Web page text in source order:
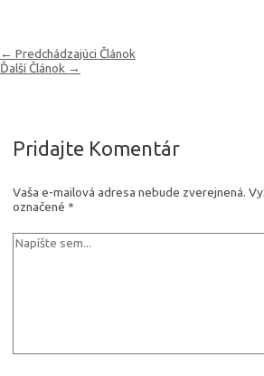
← Predchádzajúci Článok
Ďalší Článok →
Pridajte Komentár
Vaša e-mailová adresa nebude zverejnená.
označené *